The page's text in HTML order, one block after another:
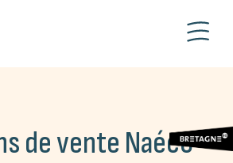
de vente Naéco